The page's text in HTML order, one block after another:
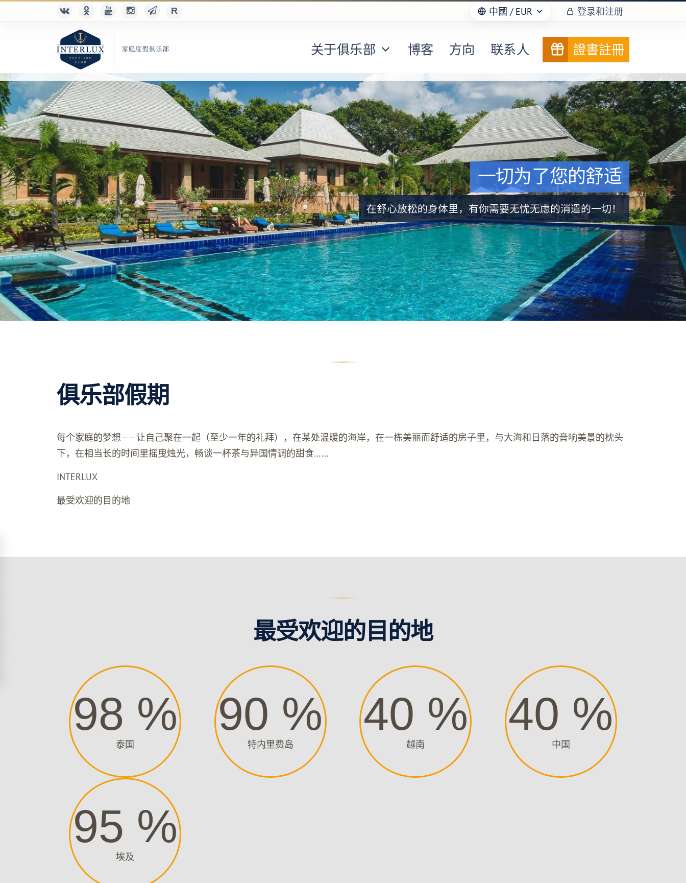
中國 / EUR 登录和注册
关于俱乐部 博客 方向 联系人 證書註冊
一切为了您的舒适
在舒心放松的身体里，有你需要无忧无虑的消遣的一切！
俱乐部假期
每个家庭的梦想——让自己聚在一起（至少一年的礼拜），在某处温暖的海岸，在一栋美丽而舒适的房子里，与大海和日落的音响美景的枕头
下，在相当长的时间里摇曳烛光，畅谈一杯茶与异国情调的甜食……
INTERLUX
最受欢迎的目的地
最受欢迎的目的地
98 %
泰国
90 %
特内里费岛
40 %
越南
40 %
中国
95 %
埃及